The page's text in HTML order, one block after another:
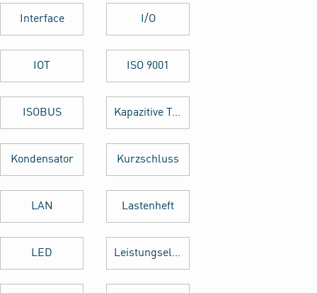
Interface I/O
IOT ISO 9001
ISOBUS Kapazitive Tasten
Kondensator Kurzschluss
LAN Lastenheft
LED Leistungselektronik